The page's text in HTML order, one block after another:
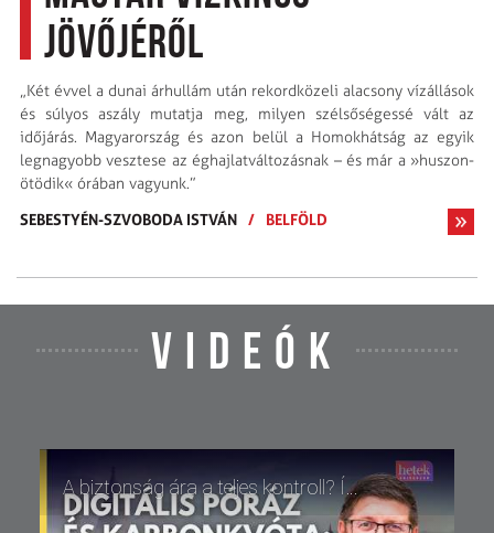
jövőjéről
„Két évvel a dunai árhullám után rekordközeli alacsony vízállások
és súlyos aszály mutatja meg, milyen szélsőségessé vált az
időjárás. Magyarország és azon belül a Homokhátság az egyik
legnagyobb vesztese az ég­hajlatváltozásnak – és már a »huszon­
ötödik« órában vagyunk.”
SEBESTYÉN-SZVOBODA ISTVÁN / BELFÖLD
VIDEÓK
A biztonság ára a teljes kontroll? Így mondunk le lépésről lépésre a szabadságunkról 9/11 óta